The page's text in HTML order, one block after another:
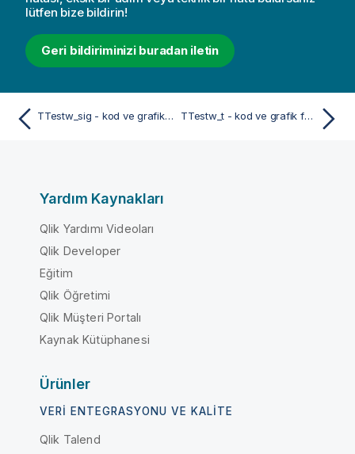
lütfen bize bildirin!
Geri bildiriminizi buradan iletin
TTestw_sig - kod ve grafik fonksiyonu TTestw_t - kod ve grafik fonksiyonu
Yardım Kaynakları
Qlik Yardımı Videoları
Qlik Developer
Eğitim
Qlik Öğretimi
Qlik Müşteri Portalı
Kaynak Kütüphanesi
Ürünler
VERI ENTEGRASYONU VE KALITE
Qlik Talend